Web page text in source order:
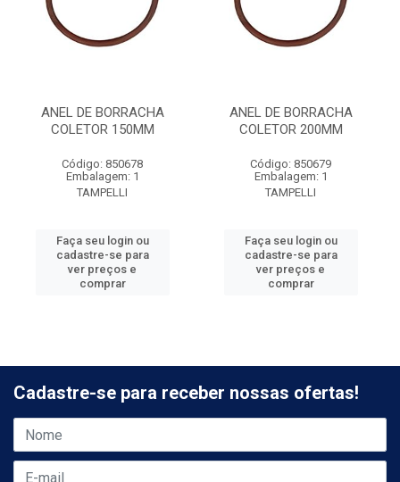
ANEL DE BORRACHA
COLETOR 150MM
Código: 850678
Embalagem: 1
TAMPELLI
Faça seu login ou
cadastre-se para
ver preços e
comprar
ANEL DE BORRACHA
COLETOR 200MM
Código: 850679
Embalagem: 1
TAMPELLI
Faça seu login ou
cadastre-se para
ver preços e
comprar
Cadastre-se para receber nossas ofertas!